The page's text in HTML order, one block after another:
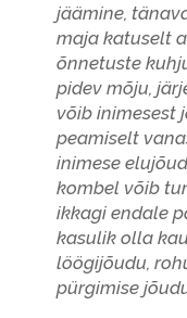
jäämine,
maja katuselt
õnnetuste
pidev mõju,
võib inimesest
peamiselt
inimese
kombel võib
ikkagi endale
kasulik olla
löögijõudu,
pürgimise